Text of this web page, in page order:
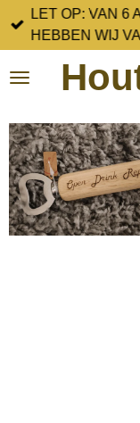
Ga
direct
de
LET OP: VAN 6
HEBBEN WIJ